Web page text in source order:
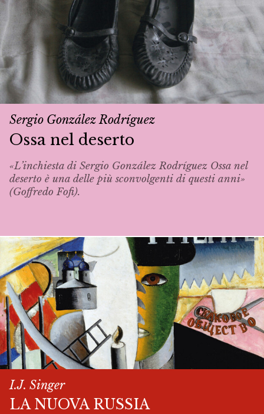
Sergio González Rodríguez
Ossa nel deserto
«L’inchiesta di Sergio González Rodríguez Ossa nel
deserto è una delle più sconvolgenti di questi anni»
(Goffredo Fofi).
I.J. Singer
LA NUOVA RUSSIA